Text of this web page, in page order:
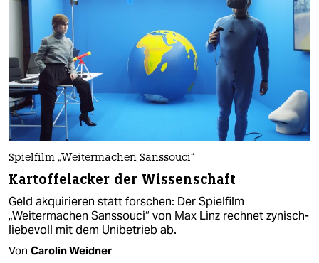
Spielfilm „Weitermachen Sanssouci“
Kartoffelacker der Wissenschaft
Geld akquirieren statt forschen: Der Spielfilm
„Weitermachen Sanssouci“ von Max Linz rechnet zynisch-
liebevoll mit dem Unibetrieb ab.
Von Carolin Weidner